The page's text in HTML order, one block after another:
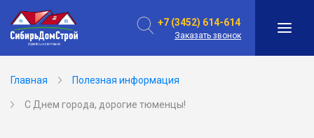
+7 (3452) 614-614
Заказать звонок
Главная Полезная информация
С Днем города, дорогие тюменцы!